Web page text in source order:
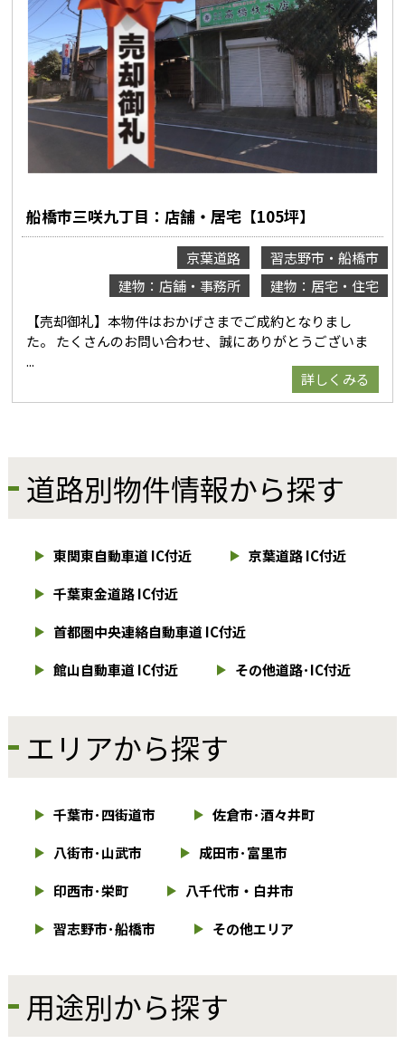
船橋市三咲九丁目：店舗・居宅【105坪】
京葉道路
習志野市・船橋市
建物：店舗・事務所
建物：居宅・住宅
【売却御礼】本物件はおかげさまでご成約となりまし
た。 たくさんのお問い合わせ、誠にありがとうございま
詳しくみる
道路別物件情報から探す
東関東自動車道 IC付近
京葉道路 IC付近
千葉東金道路 IC付近
首都圏中央連絡自動車道 IC付近
館山自動車道 IC付近
その他道路･IC付近
エリアから探す
千葉市･四街道市
佐倉市･酒々井町
八街市･山武市
成田市･富里市
印西市･栄町
八千代市・白井市
習志野市･船橋市
その他エリア
用途別から探す